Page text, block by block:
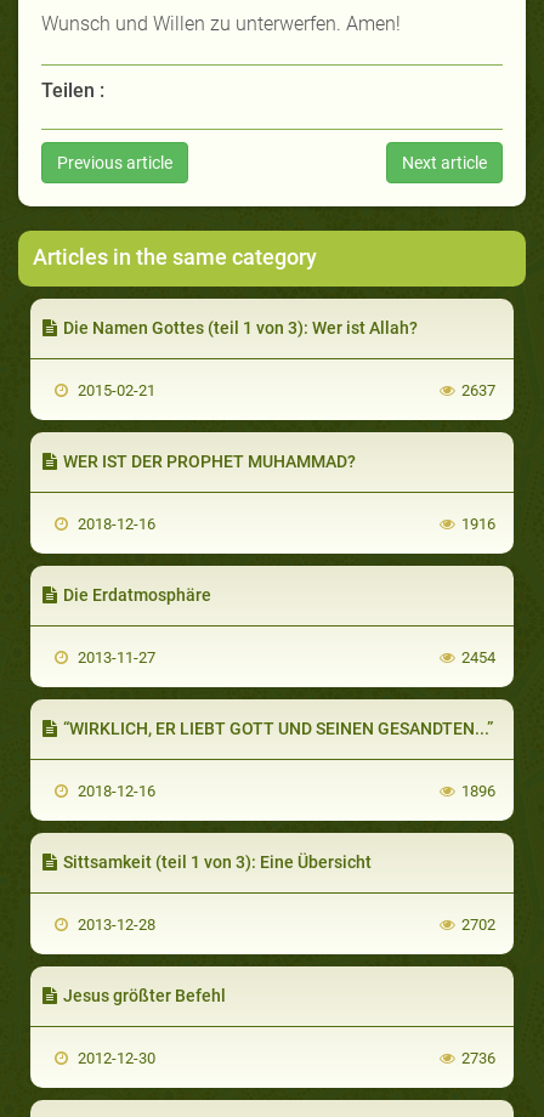
Wunsch und Willen zu unterwerfen. Amen!
Teilen :
Previous article Next article
Articles in the same category
Die Namen Gottes (teil 1 von 3): Wer ist Allah?
2015-02-21 2637
WER IST DER PROPHET MUHAMMAD?
2018-12-16 1916
Die Erdatmosphäre
2013-11-27 2454
“WIRKLICH, ER LIEBT GOTT UND SEINEN GESANDTEN...”
2018-12-16 1896
Sittsamkeit (teil 1 von 3): Eine Übersicht
2013-12-28 2702
Jesus größter Befehl
2012-12-30 2736